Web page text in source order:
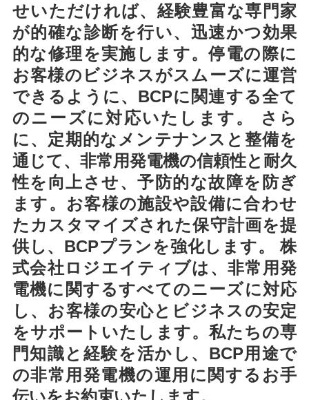
せいただければ、経験豊富な専門家
が的確な診断を行い、迅速かつ効果
的な修理を実施します。停電の際に
お客様のビジネスがスムーズに運営
できるように、BCPに関連する全て
のニーズに対応いたします。 さら
に、定期的なメンテナンスと整備を
通じて、非常用発電機の信頼性と耐久
性を向上させ、予防的な故障を防ぎ
ます。お客様の施設や設備に合わせ
たカスタマイズされた保守計画を提
供し、BCPプランを強化します。 株
式会社ロジエイティブは、非常用発
電機に関するすべてのニーズに対応
し、お客様の安心とビジネスの安定
をサポートいたします。私たちの専
門知識と経験を活かし、BCP用途で
の非常用発電機の運用に関するお手
伝いをお約束いたします。